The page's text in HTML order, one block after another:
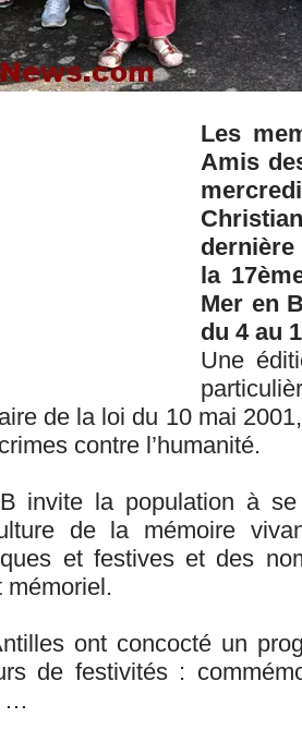
Les
Amis
la
Mer en
du 4 au
Une
de la loi du 10 mai
contre l’humanité.
invite la population à
de la mémoire
et festives et des
mémoriel.
ont concocté un
de festivités :
…